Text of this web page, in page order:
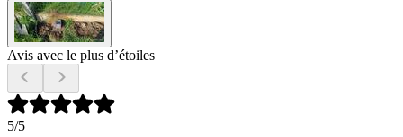
Avis avec le plus d’étoiles
5/5